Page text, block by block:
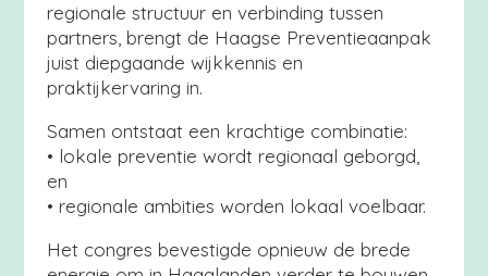
regionale structuur en verbinding tussen
partners, brengt de Haagse Preventieaanpak
juist diepgaande wijkkennis en
praktijkervaring in.
Samen ontstaat een krachtige combinatie:
• lokale preventie wordt regionaal geborgd,
en
• regionale ambities worden lokaal voelbaar.
Het congres bevestigde opnieuw de brede